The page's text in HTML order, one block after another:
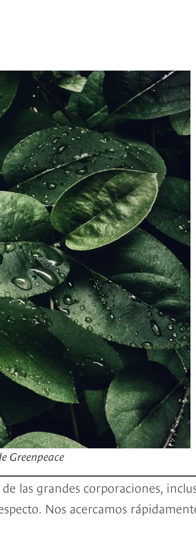
Greenpeace
las grandes corporaciones,
Nos acercamos